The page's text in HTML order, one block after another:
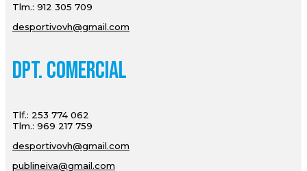
Tlm.: 912 305 709
desportivovh@gmail.com
Dpt. Comercial
Tlf.: 253 774 062
Tlm.: 969 217 759
desportivovh@gmail.com
publineiva@gmail.com